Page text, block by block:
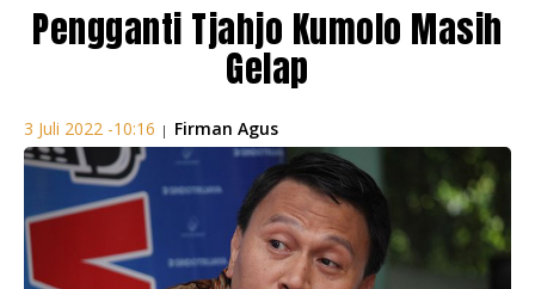
Pengganti Tjahjo Kumolo Masih
Gelap
3 Juli 2022 -10:16 | Firman Agus